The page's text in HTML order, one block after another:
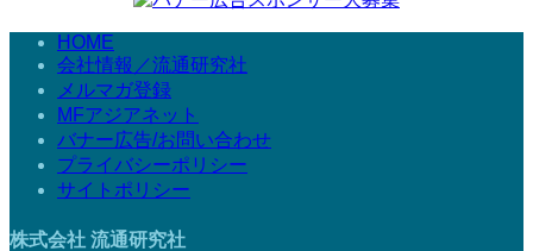
HOME
会社情報／流通研究社
メルマガ登録
MFアジアネット
バナー広告/お問い合わせ
プライバシーポリシー
サイトポリシー
株式会社 流通研究社